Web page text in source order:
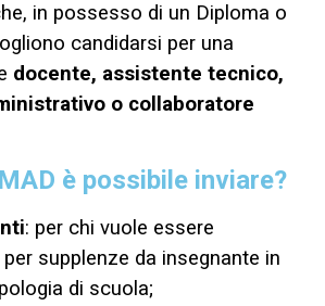
in possesso di un Diploma o
candidarsi per una
docente, assistente tecnico,
o collaboratore
è possibile inviare?
: per chi vuole essere
supplenze da insegnante in
di scuola;